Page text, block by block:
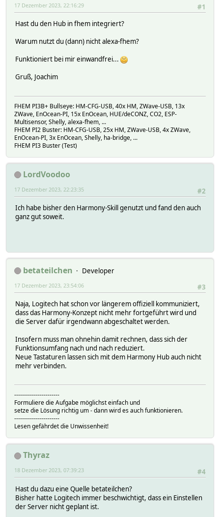
#1
17 Dezember 2023, 22:16:29
Hast du den Hub in fhem integriert?
Warum nutzt du (dann) nicht alexa-fhem?
Funktioniert bei mir einwandfrei...
Gruß, Joachim
FHEM PI3B+ Bullseye: HM-CFG-USB, 40x HM, ZWave-USB, 13x
ZWave, EnOcean-PI, 15x EnOcean, HUE/deCONZ, CO2, ESP-
Multisensor, Shelly, alexa-fhem, ...
FHEM PI2 Buster: HM-CFG-USB, 25x HM, ZWave-USB, 4x ZWave,
EnOcean-PI, 3x EnOcean, Shelly, ha-bridge, ...
FHEM PI3 Buster (Test)
LordVoodoo
#2
17 Dezember 2023, 22:23:35
Ich habe bisher den Harmony-Skill genutzt und fand den auch
ganz gut soweit.
betateilchen
Developer
#3
17 Dezember 2023, 23:54:06
Naja, Logitech hat schon vor längerem offiziell kommuniziert,
dass das Harmony-Konzept nicht mehr fortgeführt wird und
die Server dafür irgendwann abgeschaltet werden.
Insofern muss man ohnehin damit rechnen, dass sich der
Funktionsumfang nach und nach reduziert.
Neue Tastaturen lassen sich mit dem Harmony Hub auch nicht
mehr verbinden.
-----------------------
Formuliere die Aufgabe möglichst einfach und
setze die Lösung richtig um - dann wird es auch funktionieren.
-----------------------
Lesen gefährdet die Unwissenheit!
Thyraz
#4
18 Dezember 2023, 07:39:23
Hast du dazu eine Quelle betateilchen?
Bisher hatte Logitech immer beschwichtigt, dass ein Einstellen
der Server nicht geplant ist.